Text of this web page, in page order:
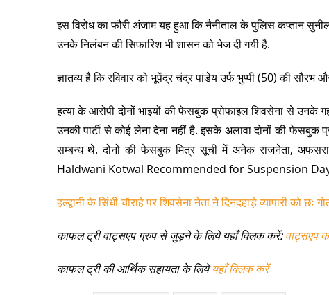
इस विरोध का फौरी अंजाम यह हुआ कि नैनीताल के पुलिस कप्तान
उनके निलंबन की सिफारिश भी शासन को भेज दी गयी है.
ज्ञातव्य है कि रविवार को भूपेंद्र चंद्र पांडेय उर्फ भुप्पी (50) की सौरभ
हत्या के आरोपी दोनों भाइयों की फेसबुक प्रोफाइल शिवसेना से उनके
उनकी पार्टी से कोई लेना देना नहीं है. इसके अलावा दोनों की फेसबुक
सम्बन्ध थे. दोनों की फेसबुक मित्र सूची में अनेक राजनेता,
Haldwani Kotwal Recommended for Suspension
हल्द्वानी के सिंधी चौराहे पर शिवसेना नेता ने दिनदहाड़े व्यापारी को छः
काफल ट्री वाट्सएप ग्रुप से जुड़ने के लिये यहाँ क्लिक करें:वाट्सएप
काफल ट्री की आर्थिक सहायता के लियेयहाँ क्लिक करें